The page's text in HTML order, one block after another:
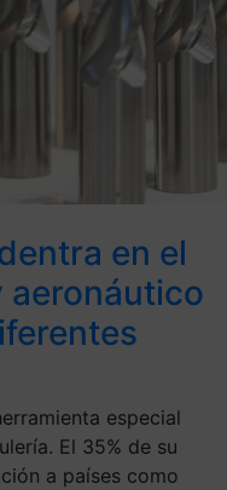
en el
aeronáutico
especial
El 35% de su
a países como